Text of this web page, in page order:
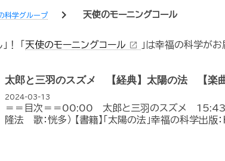
科学グループ chevron_right 天使のモーニングコール
「 天使のモーニングコール open_in_new 」は幸福の科学が
太郎と三羽のスズメ 【経典】太陽の法 【楽
2024-03-13
＝＝目次＝＝00:00 太郎と三羽のスズメ 15:43 楽
隆法 歌：恍多） 【書籍】「太陽の法」幸福の科